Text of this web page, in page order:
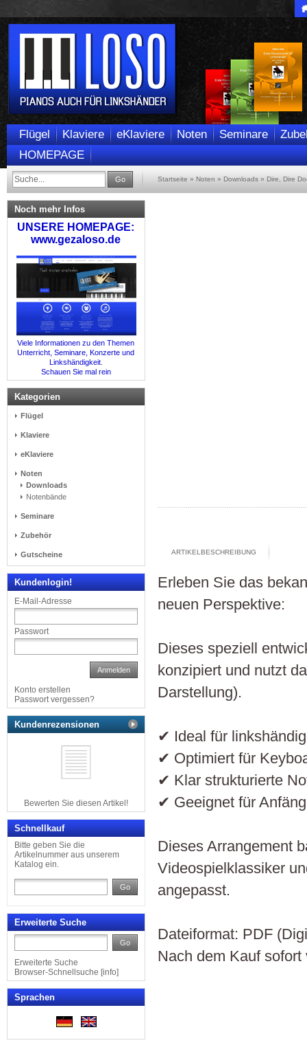
Flügel Klaviere eKlaviere Noten Seminare
HOMEPAGE
Go Startseite » Noten » Downloads » Dire, Dire
ARTIKELBESCHREIBUNG
Erleben Sie das
neuen Perspektive:
Dieses speziell
konzipiert und nutzt
Darstellung).
✔ Ideal für
✔ Optimiert für
✔ Klar strukturierte
✔ Geeignet für
Dieses Arrangement
Videospielklassiker
angepasst.
Dateiformat: PDF
Nach dem Kauf sofort
Noch mehr Infos
UNSERE HOMEPAGE:
www.gezaloso.de
Viele Informationen zu den Themen
Unterricht, Seminare, Konzerte und
Linkshändigkeit.
Schauen Sie mal rein
Kategorien
Flügel
Klaviere
eKlaviere
Noten
Downloads
Notenbände
Seminare
Zubehör
Gutscheine
Kundenlogin!
E-Mail-Adresse
Passwort
Anmelden
Konto erstellen
Passwort vergessen?
Kundenrezensionen
Bewerten Sie diesen Artikel!
Schnellkauf
Bitte geben Sie die
Artikelnummer aus unserem
Katalog ein.
Go
Erweiterte Suche
Go
Erweiterte Suche
Browser-Schnellsuche [info]
Sprachen